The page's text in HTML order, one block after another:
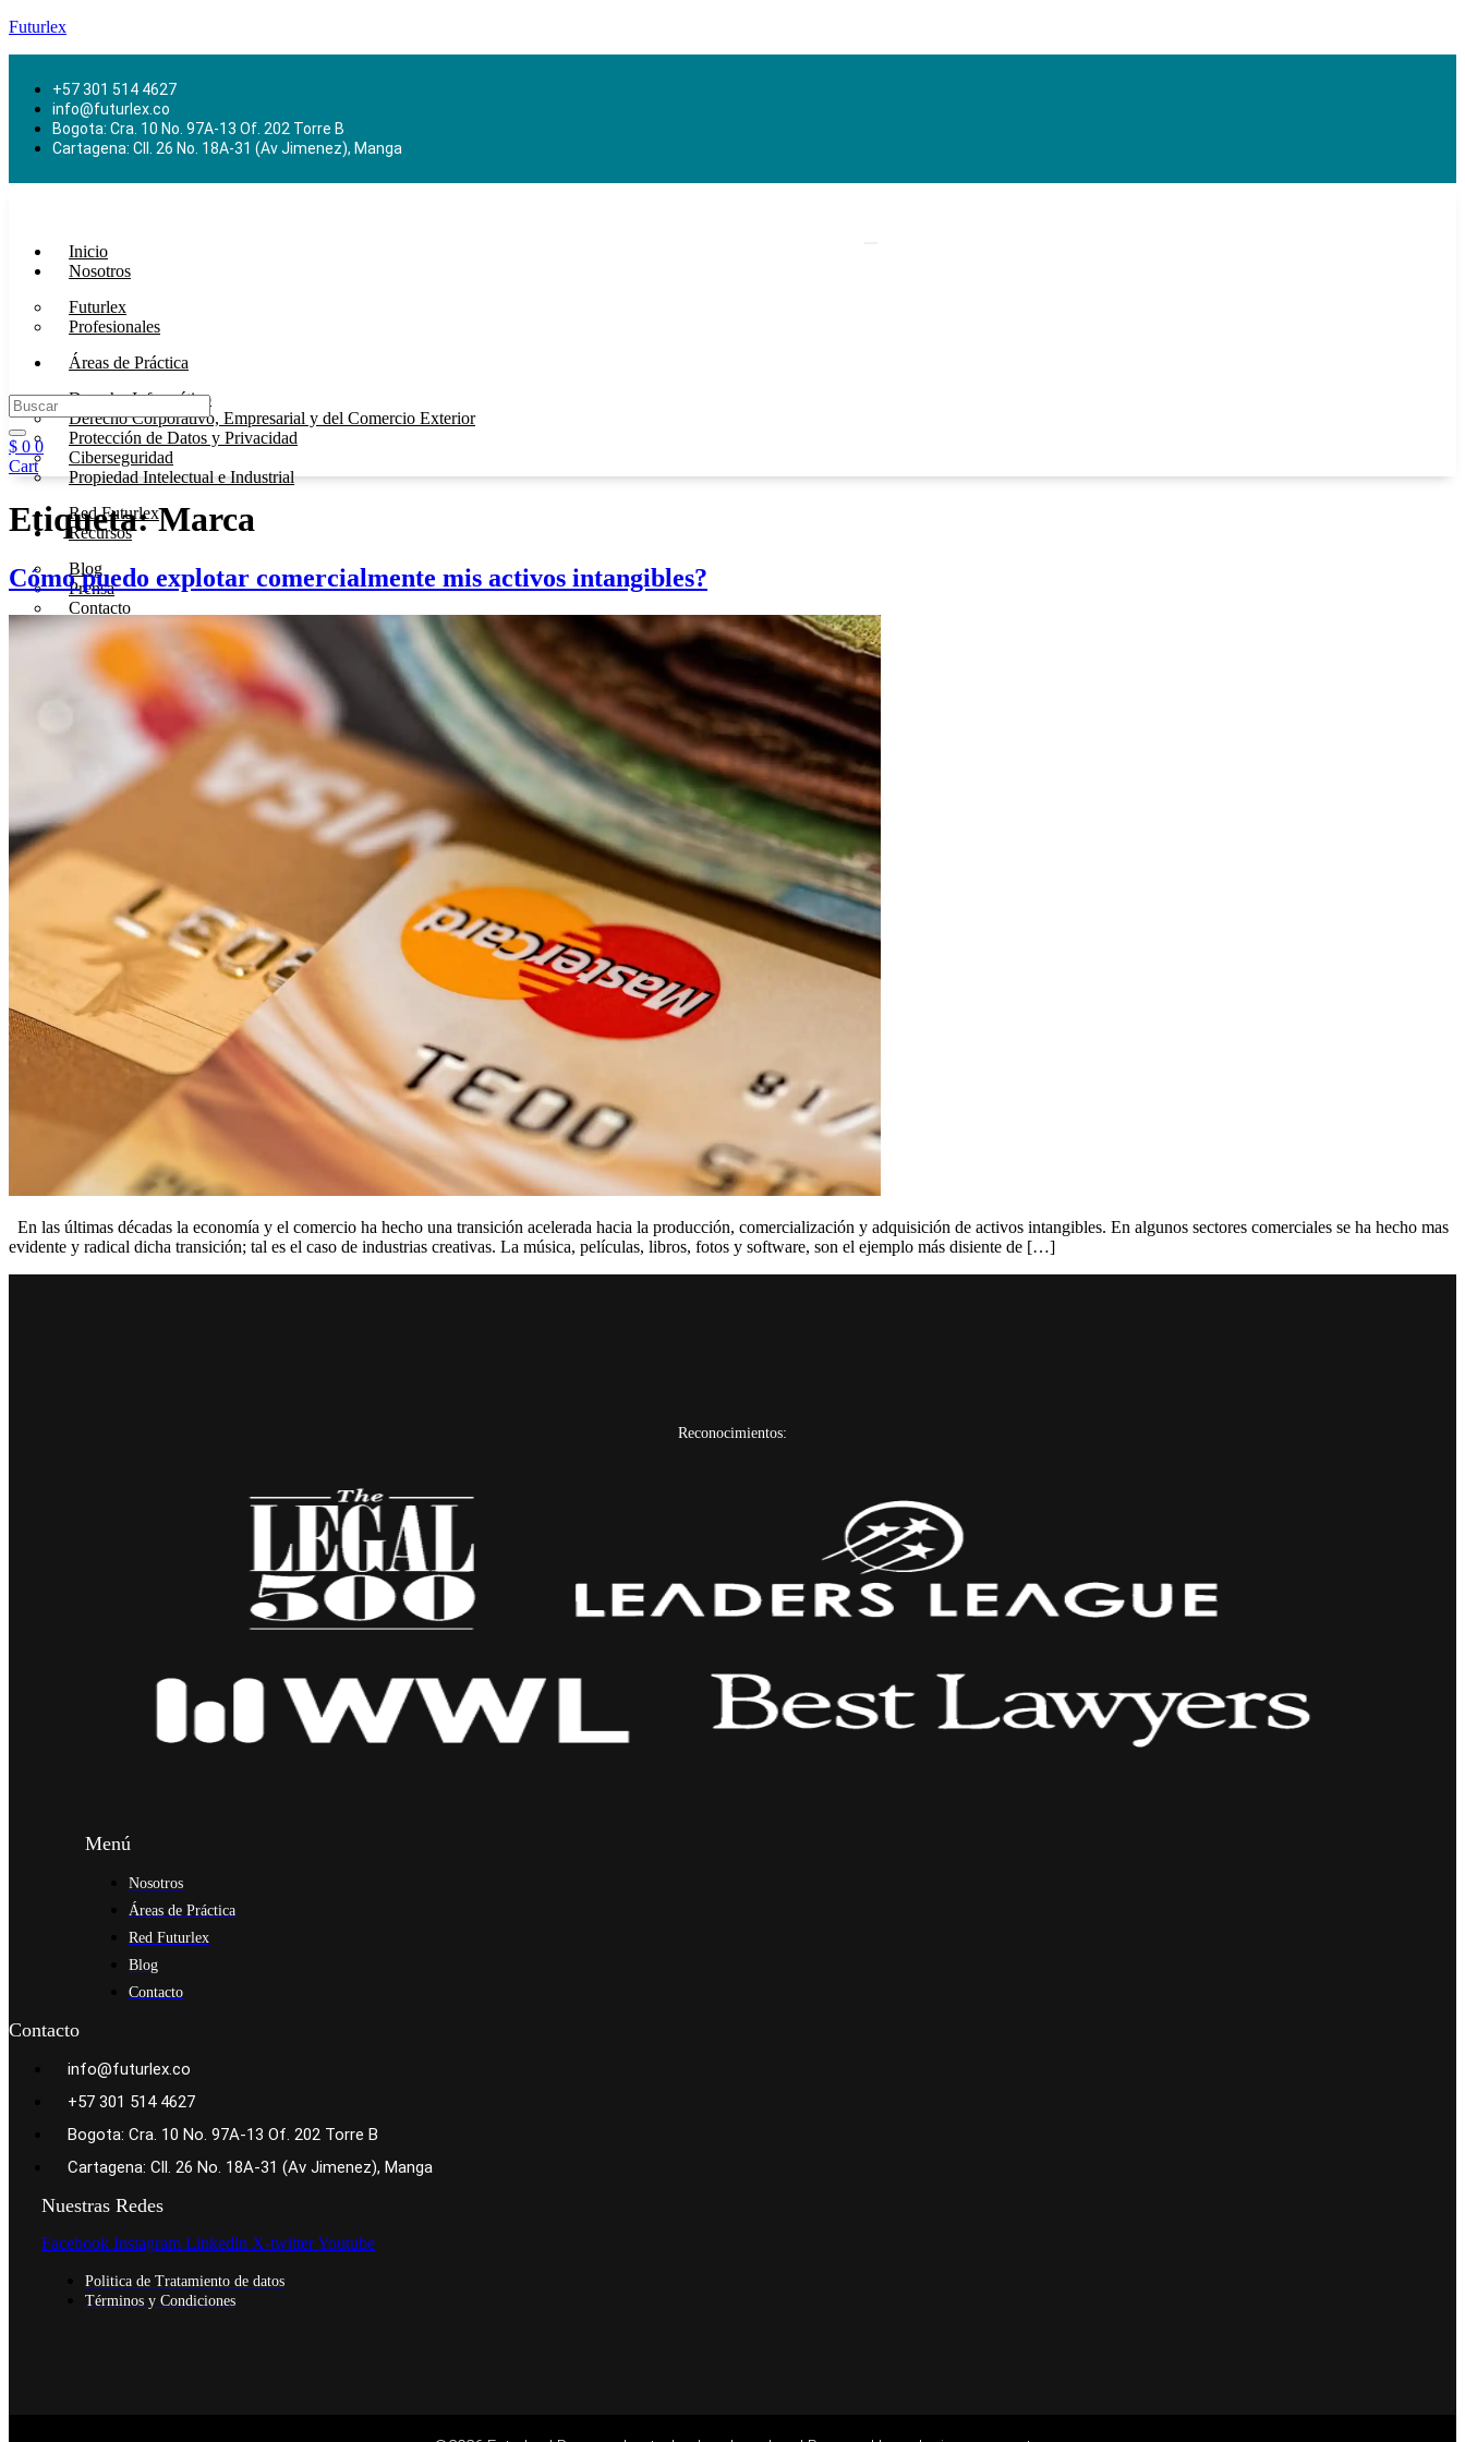
Futurlex
+57 301 514 4627
info@futurlex.co
Bogota: Cra. 10 No. 97A-13 Of. 202 Torre B
Cartagena: Cll. 26 No. 18A-31 (Av Jimenez), Manga
Inicio
Nosotros
Futurlex
Profesionales
Áreas de Práctica
Derecho Informático
Derecho Corporativo, Empresarial y del Comercio Exterior
Protección de Datos y Privacidad
Ciberseguridad
Propiedad Intelectual e Industrial
Red Futurlex
Recursos
Blog
Prensa
Contacto
$ 0 0
Cart
Etiqueta:Marca
Cómo puedo explotar comercialmente mis activos intangibles?
En las últimas décadas la economía y el comercio ha hecho una transición acelerada hacia la producción, comercialización y adquisición de activos intangibles. En algunos sectores comerciales se ha hecho mas
evidente y radical dicha transición; tal es el caso de industrias creativas. La música, películas, libros, fotos y software, son el ejemplo más disiente de […]
Reconocimientos:
Menú
Nosotros
Áreas de Práctica
Red Futurlex
Blog
Contacto
Contacto
info@futurlex.co
+57 301 514 4627
Bogota: Cra. 10 No. 97A-13 Of. 202 Torre B
Cartagena: Cll. 26 No. 18A-31 (Av Jimenez), Manga
Nuestras Redes
Facebook Instagram Linkedin X-twitterYoutube
Politica de Tratamiento de datos
Términos y Condiciones